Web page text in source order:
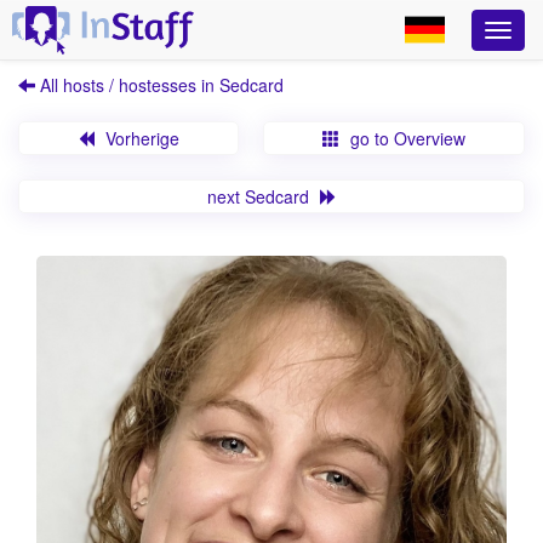
All hosts / hostesses in Sedcard
Vorherige go to Overview
next Sedcard